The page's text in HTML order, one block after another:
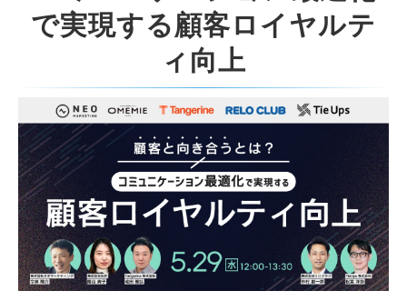
で実現する顧客ロイヤルテ
ィ向上